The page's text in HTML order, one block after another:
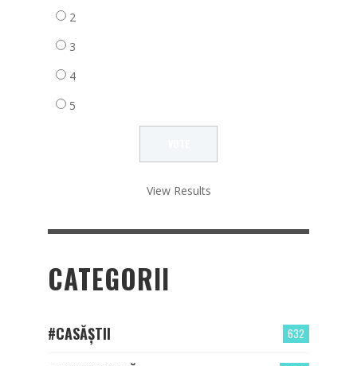
2
3
4
5
View Results
CATEGORII
632
#CASĂȘTII